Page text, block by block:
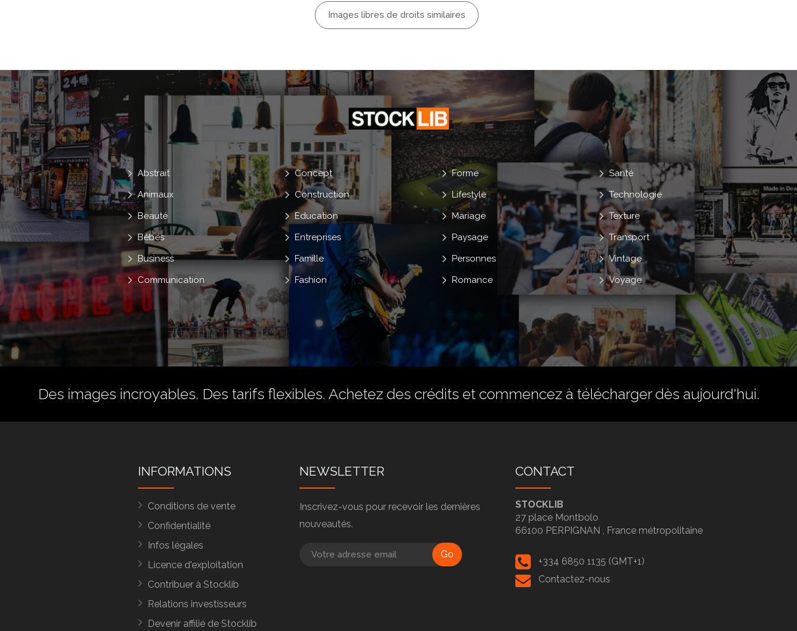
Images libres de droits similaires
Abstrait
Animaux
Beauté
Bébés
Business
Communication
Concept
Construction
Education
Entreprises
Famille
Fashion
Forme
Lifestyle
Mariage
Paysage
Personnes
Romance
Santé
Technologie
Texture
Transport
Vintage
Voyage
Des images incroyables. Des tarifs flexibles. Achetez des crédits et commencez à télécharger dès aujourd'hui.
INFORMATIONS
Conditions de vente
Confidentialité
Infos légales
Licence d'exploitation
Contribuer à Stocklib
Relations investisseurs
Devenir affilié de Stocklib
NEWSLETTER
Inscrivez-vous pour recevoir les dernières
nouveautés.
Go
CONTACT
STOCKLIB
27 place Montbolo
66100 PERPIGNAN , France métropolitaine
+334 6850 1135 (GMT+1)
Contactez-nous